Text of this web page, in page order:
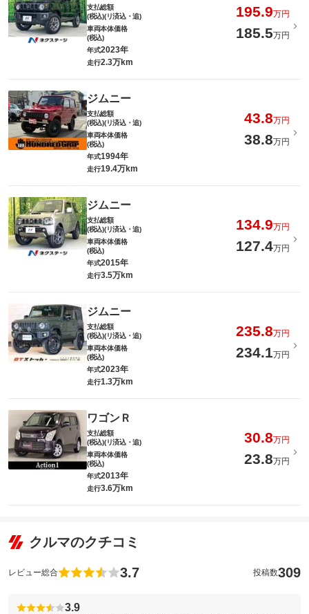
支払総額
(税込)(リ済込・追)
195.9万円
車両本体価格
(税込)
185.5万円
年式2023年
走行2.3万km
ジムニー
支払総額
(税込)(リ済込・追)
43.8万円
車両本体価格
(税込)
38.8万円
年式1994年
走行19.4万km
ジムニー
支払総額
(税込)(リ済込・追)
134.9万円
車両本体価格
(税込)
127.4万円
年式2015年
走行3.5万km
ジムニー
支払総額
(税込)(リ済込・追)
235.8万円
車両本体価格
(税込)
234.1万円
年式2023年
走行1.3万km
ワゴンＲ
支払総額
(税込)(リ済込・追)
30.8万円
車両本体価格
(税込)
23.8万円
年式2013年
走行3.6万km
クルマのクチコミ
レビュー総合 3.7 投稿数309
3.9